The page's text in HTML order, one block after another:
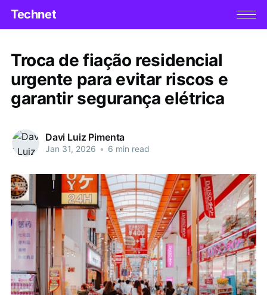
Technet
Troca de fiação residencial
urgente para evitar riscos e
garantir segurança elétrica
Davi Luiz Pimenta
Jan 31, 2026 • 6 min read